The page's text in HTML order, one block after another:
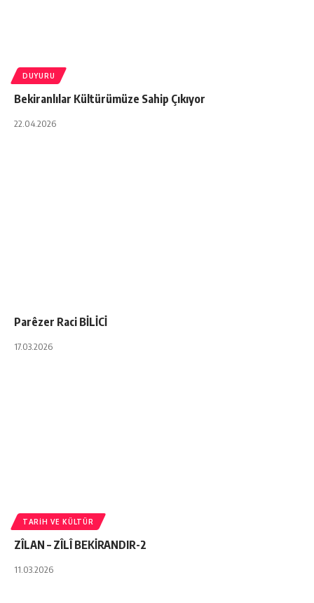
DUYURU
Bekiranlılar Kültürümüze Sahip Çıkıyor
22.04.2026
Parêzer Raci BİLİCİ
17.03.2026
TARIH VE KÜLTÜR
ZÎLAN – ZÎLÎ BEKİRANDIR-2
11.03.2026